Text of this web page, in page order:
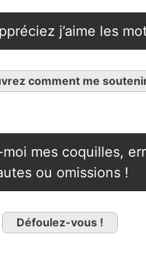
j’aime les
comment me
mes coquilles,
ou omissions !
Défoulez-vous !